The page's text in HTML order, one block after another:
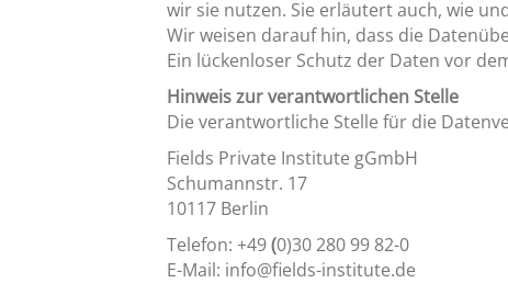
wir sie nutzen. Sie erläutert auch, wie
Wir weisen darauf hin, dass die
Ein lückenloser Schutz der Daten vor
Hinweis zur verantwortlichen Stelle
Die verantwortliche Stelle für die
Fields Private Institute gGmbH
Schumannstr. 17
10117 Berlin
Telefon: +49(0)30 280 99 82-0
E-Mail: info@fields-institute.de